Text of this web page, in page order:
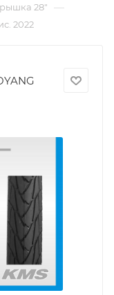
28" —
2022